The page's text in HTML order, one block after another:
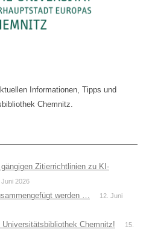
Informationen, Tipps und
Chemnitz.
Zitierrichtlinien zu KI-
Juni 2026
werden …
12. Juni
Chemnitz!
15.